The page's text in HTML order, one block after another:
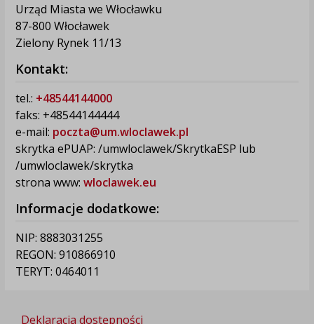
Urząd Miasta we Włocławku
87-800 Włocławek
Zielony Rynek 11/13
Kontakt:
tel.: +48544144000
faks: +48544144444
e-mail: poczta@um.wloclawek.pl
skrytka ePUAP: /umwloclawek/SkrytkaESP lub
/umwloclawek/skrytka
strona www: wloclawek.eu
Informacje dodatkowe:
NIP: 8883031255
REGON: 910866910
TERYT: 0464011
Deklaracja dostępności